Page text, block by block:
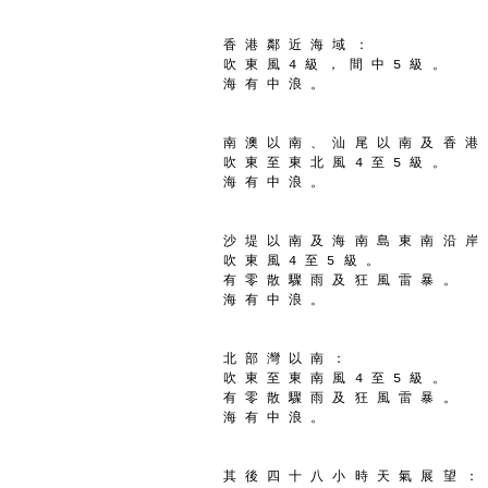
香 港 鄰 近 海 域 ：
吹 東 風 4 級 ， 間 中 5 級 。
海 有 中 浪 。
南 澳 以 南 、 汕 尾 以 南 及 香 港
吹 東 至 東 北 風 4 至 5 級 。
海 有 中 浪 。
沙 堤 以 南 及 海 南 島 東 南 沿 岸
吹 東 風 4 至 5 級 。
有 零 散 驟 雨 及 狂 風 雷 暴 。
海 有 中 浪 。
北 部 灣 以 南 ：
吹 東 至 東 南 風 4 至 5 級 。
有 零 散 驟 雨 及 狂 風 雷 暴 。
海 有 中 浪 。
其 後 四 十 八 小 時 天 氣 展 望 ：